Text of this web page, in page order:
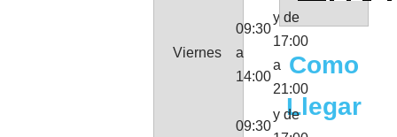
Viernes
09:30
a
14:00
y de
17:00
a
21:00
09:30
y de
Como
Llegar